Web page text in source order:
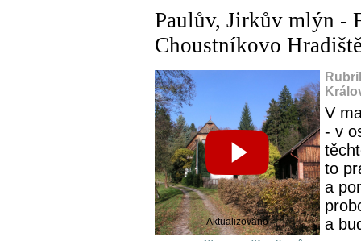
Paulův, Jirkův mlýn -
Choustníkovo
Aktualizováno
V
- v
to
a
a